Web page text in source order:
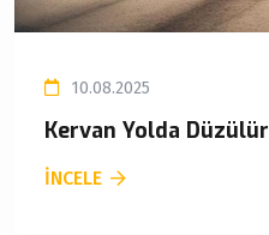
10.08.2025
Kervan Yolda Düzülür
İNCELE